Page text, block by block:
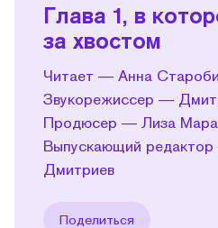
Глава 1, в
за хвостом
Читает — Анна
Звукорежиссер —
Продюсер — Лиза
Выпускающий
Дмитриев
Поделиться